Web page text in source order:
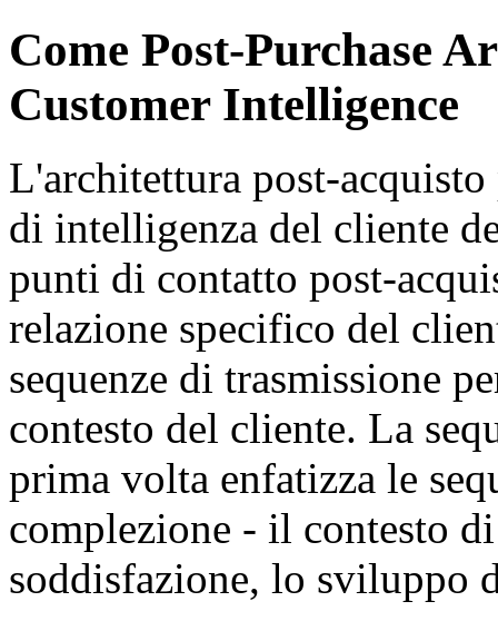
Come Post-Purchase
Customer Intelligence
L'architettura post-
di intelligenza del cliente
punti di contatto post-
relazione specifico del
sequenze di trasmissione
contesto del cliente. La
prima volta enfatizza le
complezione - il contesto
soddisfazione, lo sviluppo